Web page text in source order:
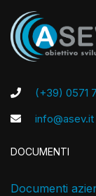
(+39) 0571
info@asev.it
DOCUMENTI
Documenti